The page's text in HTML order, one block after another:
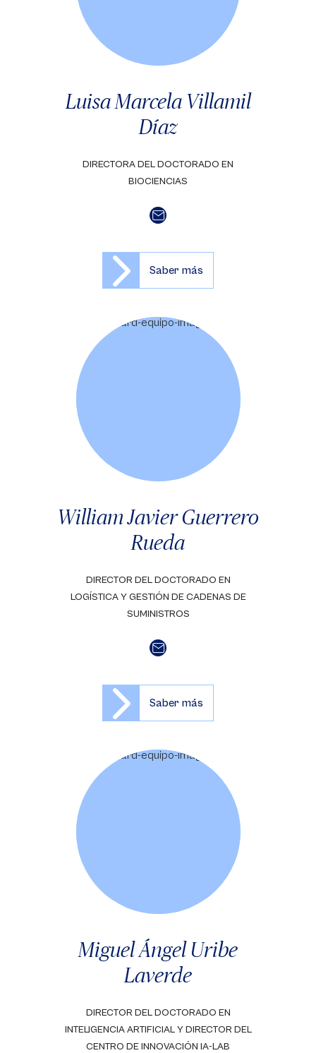
Luisa Marcela Villamil
Díaz
DIRECTORA DEL DOCTORADO EN
BIOCIENCIAS
Saber más
William Javier Guerrero
Rueda
DIRECTOR DEL DOCTORADO EN
LOGÍSTICA Y GESTIÓN DE CADENAS DE
SUMINISTROS
Saber más
Miguel Ángel Uribe
Laverde
DIRECTOR DEL DOCTORADO EN
INTELIGENCIA ARTIFICIAL Y DIRECTOR DEL
CENTRO DE INNOVACIÓN IA-LAB